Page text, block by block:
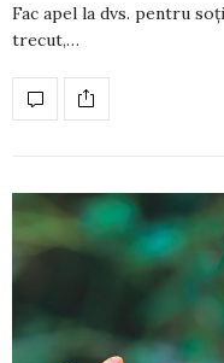
Fac apel la dvs. pentru
trecut,…